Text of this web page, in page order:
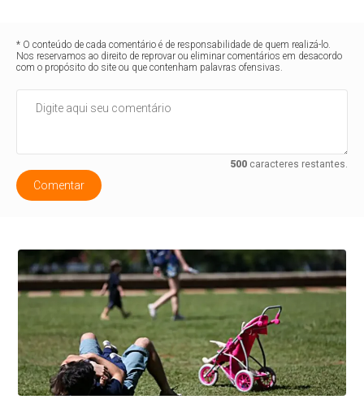
* O conteúdo de cada comentário é de responsabilidade de quem realizá-lo.
Nos reservamos ao direito de reprovar ou eliminar comentários em desacordo
com o propósito do site ou que contenham palavras ofensivas.
500caracteres restantes.
Comentar